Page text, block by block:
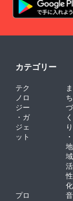
カテゴリー
テク
ノロ
ジー
・ガ
ジェ
ット
ま
ち
づ
く
り
・
地
域
活
性
化
プロ
音